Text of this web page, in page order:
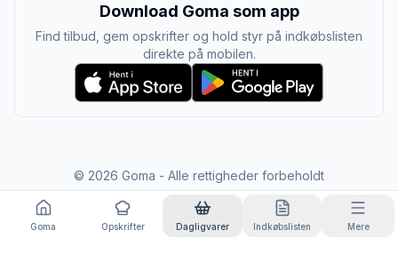
Download Goma som app
Find tilbud, gem opskrifter og hold styr på indkøbslisten
direkte på mobilen.
© 2026 Goma - Alle rettigheder forbeholdt
Goma Opskrifter Dagligvarer Indkøbslisten Mere